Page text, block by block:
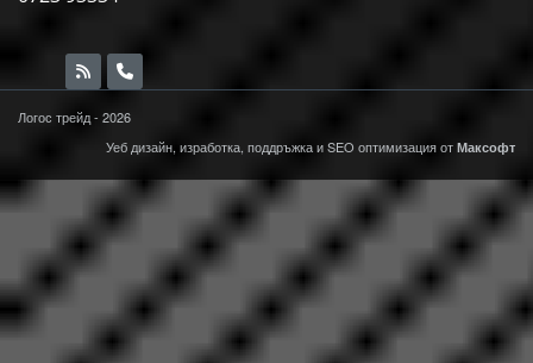
Логос трейд - 2026
Уеб дизайн, изработка, поддръжка иSEO оптимизация от Максофт